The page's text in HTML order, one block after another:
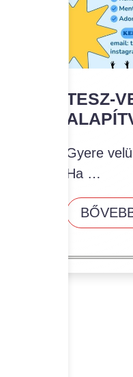
TESZ-
Gyere
Ha …